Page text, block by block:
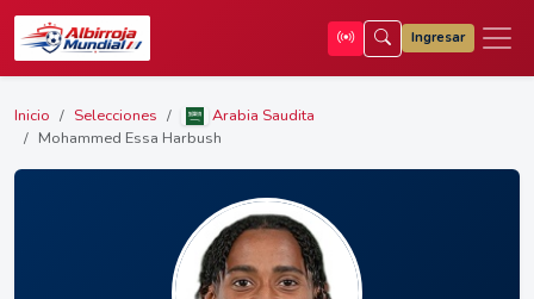
Ingresar
Inicio Selecciones
Arabia Saudita
Mohammed Essa Harbush